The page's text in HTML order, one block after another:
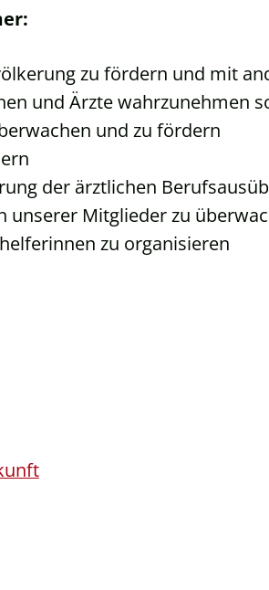
zu fördern und mit
und Ärzte wahrzunehmen
und zu fördern
der ärztlichen
unserer Mitglieder zu
zu organisieren